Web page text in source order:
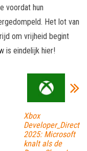
voordat hun
Het lot van
om vrijheid begint
is eindelijk hier!
Xbox
Developer_Direct
2025: Microsoft
knalt als de